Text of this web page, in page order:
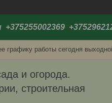
+375255002369
работы сегодня
и огорода.
строительная